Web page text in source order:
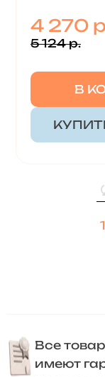
4 270
5 124 р.
В
1
Все
имеют